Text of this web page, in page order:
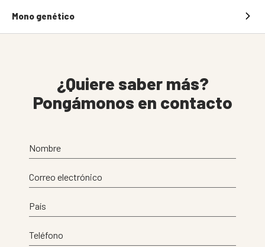
Mono genético
¿Quiere saber más?
Pongámonos en contacto
Nombre
Correo electrónico
País
Teléfono